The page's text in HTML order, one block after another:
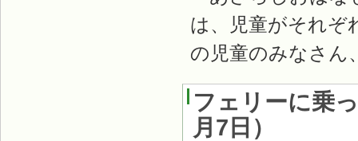
は、児童がそれぞ
の児童のみなさん
フェリーに乗
月7日 ）